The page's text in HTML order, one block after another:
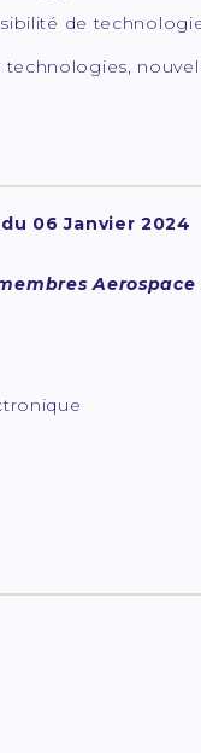
de
technologies,
06 Janvier 2024
Aerospace